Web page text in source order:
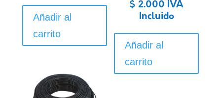
Añadir al
carrito
$ 2.000 IVA
Incluido
Añadir al
carrito